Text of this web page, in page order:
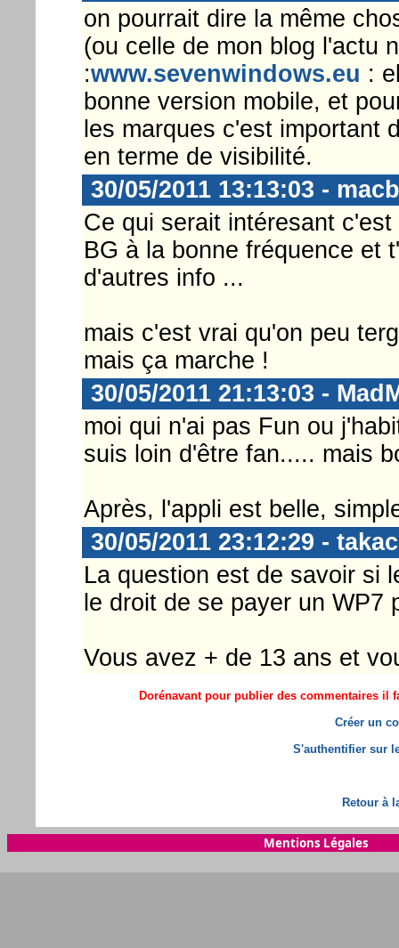
on pourrait dire la même
(ou celle de mon blog l'actu
:www.sevenwindows.eu :
bonne version mobile, et
les marques c'est important
en terme de visibilité.
30/05/2011 13:13:03 -
Ce qui serait intéresant
BG à la bonne fréquence et
d'autres info ...
mais c'est vrai qu'on peu
mais ça marche !
30/05/2011 21:13:03 -
moi qui n'ai pas Fun ou
suis loin d'être fan..... mais
Après, l'appli est belle,
30/05/2011 23:12:29 -
La question est de savoir si
le droit de se payer un
Vous avez + de 13 ans et
Dorénavant pour publier des commentaires il
Créer un
S'authentifier sur
Retour à
Mentions Légales